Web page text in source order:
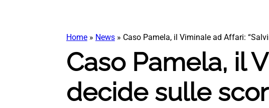
Home » News » Caso Pamela, il Viminale ad Affari:
Caso Pamela, il
decide sulle